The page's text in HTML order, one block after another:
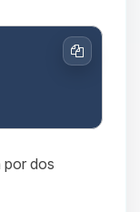
Copiar
por dos